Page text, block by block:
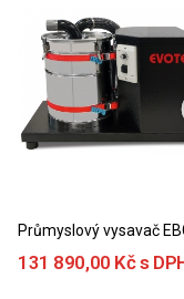
131 890,00 Kč s